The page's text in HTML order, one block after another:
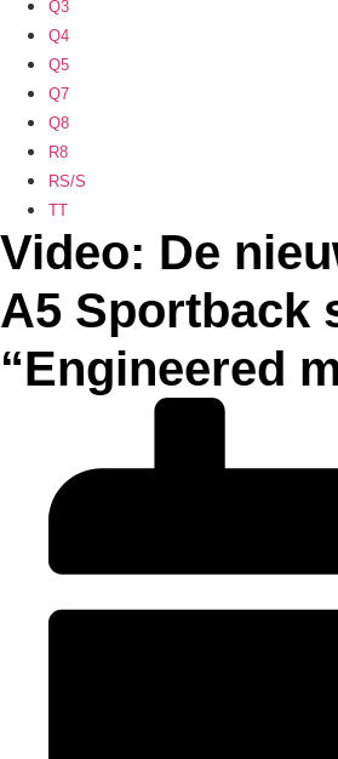
Q3
Q4
Q5
Q7
Q8
R8
RS/S
TT
Video: De
A5 Sportback
“Engineered